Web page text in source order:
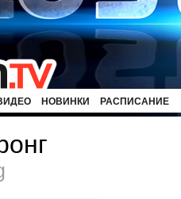
НОВИНКИ РАСПИСАНИЕ